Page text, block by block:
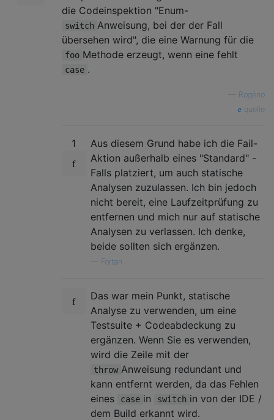
die Codeinspektion "Enum-
switch Anweisung, bei der der Fall
übersehen wird", die eine Warnung für die
foo Methode erzeugt, wenn eine fehlt
case .
Rogério
quelle
1
Aus diesem Grund habe ich die Fail-
Aktion außerhalb eines "Standard" -
Falls platziert, um auch statische
Analysen zuzulassen. Ich bin jedoch
nicht bereit, eine Laufzeitprüfung zu
entfernen und mich nur auf statische
Analysen zu verlassen. Ich denke,
beide sollten sich ergänzen.
Fortan
Das war mein Punkt, statische
Analyse zu verwenden, um eine
Testsuite + Codeabdeckung zu
ergänzen. Wenn Sie es verwenden,
wird die Zeile mit der
throw Anweisung redundant und
kann entfernt werden, da das Fehlen
eines
case in switch in von der IDE /
dem Build erkannt wird.